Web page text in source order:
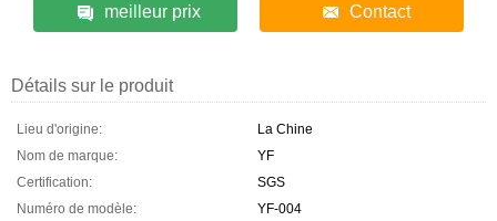
meilleur prix Contact
Détails sur le produit
Lieu d'origine:
La Chine
Nom de marque:
YF
Certification:
SGS
Numéro de modèle:
YF-004